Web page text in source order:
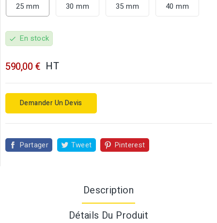
25 mm
30 mm 35 mm 40 mm
check En stock
590,00 € HT
Demander Un Devis
Partager Tweet Pinterest
Description
Détails Du Produit